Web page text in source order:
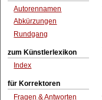
Autorennamen
Abkürzungen
Rundgang
zum Künstlerlexikon
Index
für Korrektoren
Fragen & Antworten